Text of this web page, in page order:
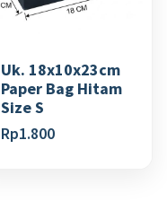
Uk. 18x10x23cm
Paper Bag Hitam
Size S
Rp1.800